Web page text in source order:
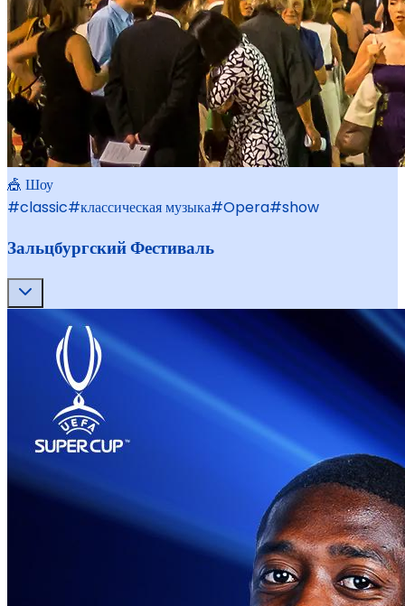
🎪 Шоу
#classic#классическая музыка#Opera#show
Зальцбургский Фестиваль